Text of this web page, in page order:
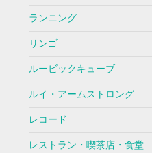
ランニング
リンゴ
ルービックキューブ
ルイ・アームストロング
レコード
レストラン・喫茶店・食堂